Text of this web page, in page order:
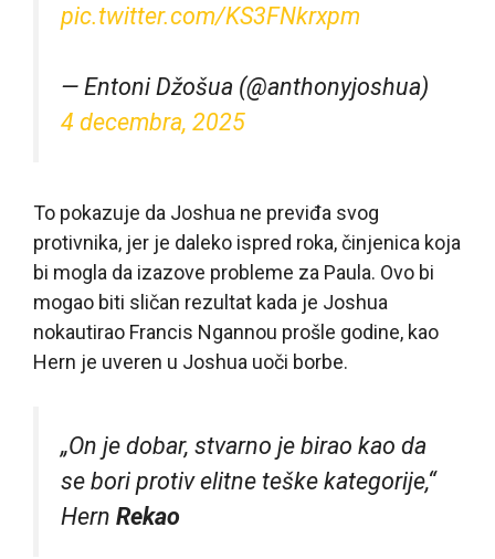
pic.twitter.com/KS3FNkrxpm
— Entoni Džošua (@anthonyjoshua)
4 decembra, 2025
To pokazuje da Joshua ne previđa svog
protivnika, jer je daleko ispred roka, činjenica koja
bi mogla da izazove probleme za Paula. Ovo bi
mogao biti sličan rezultat kada je Joshua
nokautirao Francis Ngannou prošle godine, kao
Hern je uveren u Joshua uoči borbe.
„On je dobar, stvarno je birao kao da
se bori protiv elitne teške kategorije,“
Hern Rekao